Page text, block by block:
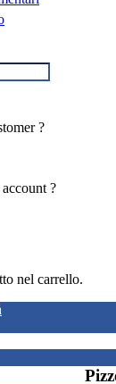
?
?
nel carrello.